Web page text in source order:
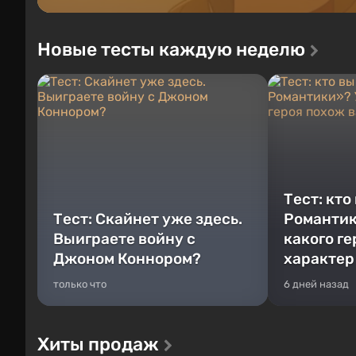
Новые тесты каждую неделю
Тест: Скайнет уже здесь.
Выиграете войну с
Джоном Коннором?
только что
Тест:
какого
характер
6 дней назад
Хиты продаж